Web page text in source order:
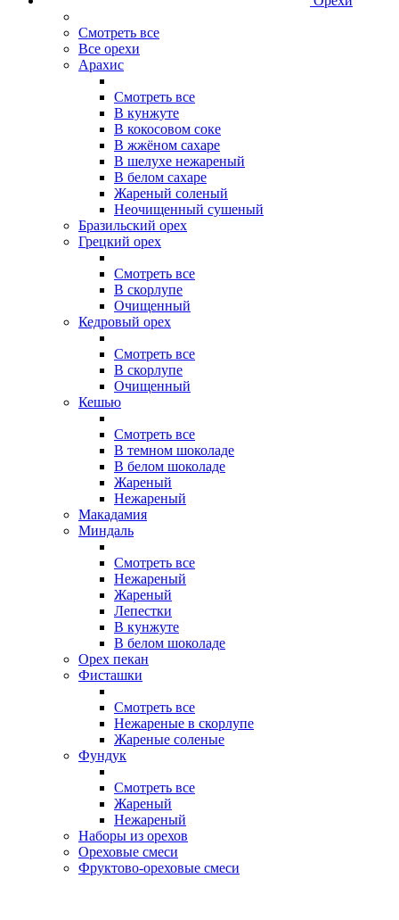
Смотреть все
Все орехи
Арахис
Смотреть все
В кунжуте
В кокосовом соке
В жжёном сахаре
В шелухе нежареный
В белом сахаре
Жареный соленый
Неочищенный сушеный
Бразильский орех
Грецкий орех
Смотреть все
В скорлупе
Очищенный
Кедровый орех
Смотреть все
В скорлупе
Очищенный
Кешью
Смотреть все
В темном шоколаде
В белом шоколаде
Жареный
Нежареный
Макадамия
Миндаль
Смотреть все
Нежареный
Жареный
Лепестки
В кунжуте
В белом шоколаде
Орех пекан
Фисташки
Смотреть все
Нежареные в скорлупе
Жареные соленые
Фундук
Смотреть все
Жареный
Нежареный
Наборы из орехов
Ореховые смеси
Фруктово-ореховые смеси